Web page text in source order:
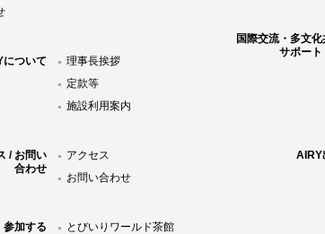
について
理事長挨拶
定款等
施設利用案内
/ お問い
合わせ
アクセス
お問い合わせ
参加する
とびいりワールド茶館
国際交流・多文
サポート
AIRY